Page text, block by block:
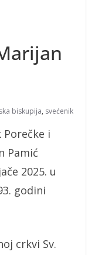
biskupija, svećenik
i
Pamić
2025. u
godini
crkvi Sv.